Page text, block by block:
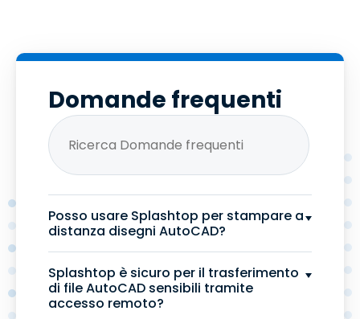
Domande frequenti
Posso usare Splashtop per stampare a
distanza disegni AutoCAD?
Splashtop è sicuro per il trasferimento
di file AutoCAD sensibili tramite
accesso remoto?